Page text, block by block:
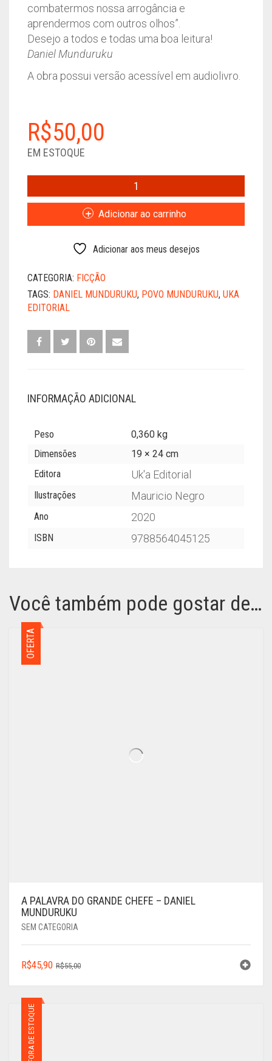
combatermos nossa arrogância e
aprendermos com outros olhos”.
Desejo a todos e todas uma boa leitura!
Daniel Munduruku
A obra possui versão acessível em audiolivro.
R$50,00
EM ESTOQUE
OLHO
MUNDURUKU
QUANTIDADE
Adicionar ao carrinho
Adicionar aos meus desejos
CATEGORIA: FICÇÃO
TAGS: DANIEL MUNDURUKU, POVO MUNDURUKU, UKA
EDITORIAL
INFORMAÇÃO ADICIONAL
Peso
0,360 kg
Dimensões
19 × 24 cm
Editora
Uk'a Editorial
Ilustrações Mauricio Negro
Ano 2020
ISBN 9788564045125
Você também pode gostar de…
OFERTA
A PALAVRA DO GRANDE CHEFE – DANIEL
MUNDURUKU
SEM CATEGORIA
R$55,00O
R$45,90
O
FORA DE ESTOQUE